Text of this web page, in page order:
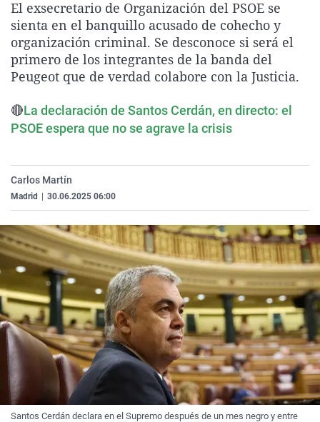
La rosa de los vientos
Gente viajera
Como el perro y el
Caso
Retornados
Equipo de
Operación Viuda
Extremadura
Galicia
La Rioja
País Vasco
Virales
Televisión
Elecciones
El exsecretario de Organización del PSOE se
sienta en el banquillo acusado de cohecho y
organización criminal. Se desconoce si será el
primero de los integrantes de la banda del
Peugeot que de verdad colabore con la Justicia.
🔴La declaración de Santos Cerdán, en directo: el
PSOE espera que no se agrave la crisis
Carlos Martín
Madrid 30.06.2025 06:00
Santos Cerdán declara en el Supremo después de un mes negro y entre